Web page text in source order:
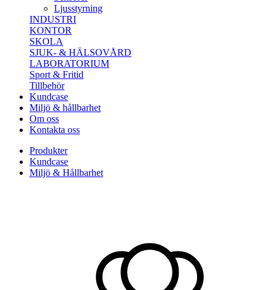
Ljusstyrning
INDUSTRI
KONTOR
SKOLA
SJUK- & HÄLSOVÅRD
LABORATORIUM
Sport & Fritid
Tillbehör
Kundcase
Miljö & hållbarhet
Om oss
Kontakta oss
Produkter
Kundcase
Miljö & Hållbarhet